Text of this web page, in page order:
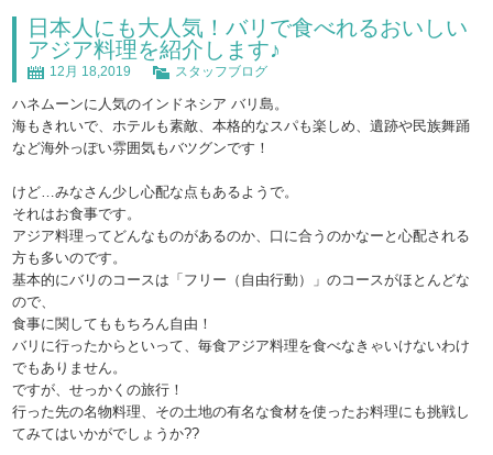
日本人にも大人気！バリで食べれるおいしい
アジア料理を紹介します♪
12月 18,2019 スタッフブログ
ハネムーンに人気のインドネシア バリ島。
海もきれいで、ホテルも素敵、本格的なスパも楽しめ、遺跡や民族舞踊
など海外っぽい雰囲気もバツグンです！
けど…みなさん少し心配な点もあるようで。
それはお食事です。
アジア料理ってどんなものがあるのか、口に合うのかなーと心配される
方も多いのです。
基本的にバリのコースは「フリー（自由行動）」のコースがほとんどな
ので、
食事に関してももちろん自由！
バリに行ったからといって、毎食アジア料理を食べなきゃいけないわけ
でもありません。
ですが、せっかくの旅行！
行った先の名物料理、その土地の有名な食材を使ったお料理にも挑戦し
てみてはいかがでしょうか??